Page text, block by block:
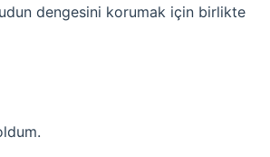
dengesini korumak için birlikte